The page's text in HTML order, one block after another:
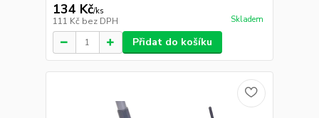
134 Kč/ks
111 Kč bez DPH Skladem
Přidat do košíku